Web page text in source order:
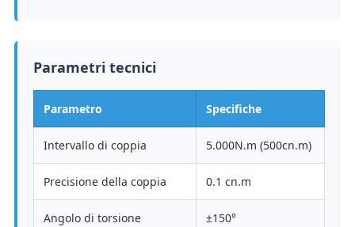
Parametri tecnici
Parametro Specifiche
Intervallo di coppia 5.000N.m (500cn.m)
Precisione della coppia 0.1 cn.m
Angolo di torsione ±150°